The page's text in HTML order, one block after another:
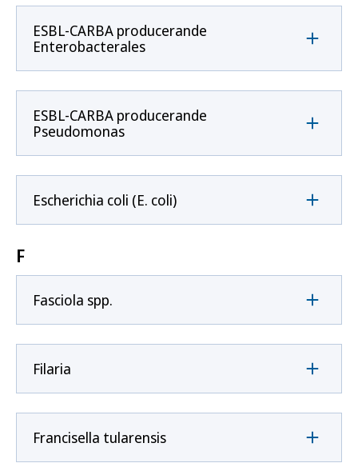
ESBL-CARBA producerande
Enterobacterales
ESBL-CARBA producerande
Pseudomonas
Escherichia coli (E. coli)
F
Fasciola spp.
Filaria
Francisella tularensis